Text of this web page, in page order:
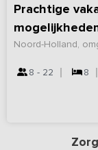
Prachtige
Noord-Holland,
8 - 22 8